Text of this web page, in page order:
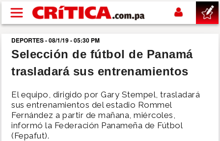
Pasar al contenido principal
buscar
SUCESOS
NACIONAL
POLÍTICA
DEPORTES - 08/1/19 - 05:30 PM
Selección de fútbol de Panamá
trasladará sus entrenamientos
El equipo, dirigido por Gary Stempel, trasladará
sus entrenamientos del estadio Rommel
Fernández a partir de mañana, miércoles,
informó la Federación Panameña de Fútbol
(Fepafut).